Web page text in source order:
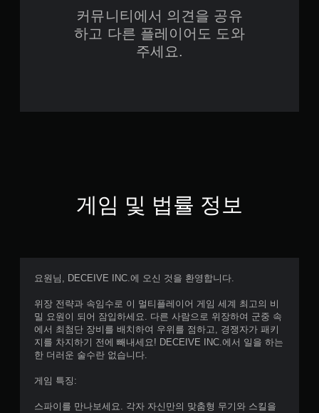
커뮤니티에서 의견을 공유
하고 다른 플레이어도 도와
주세요.
게임 및 법률 정보
요원님, DECEIVE INC.에 오신 것을 환영합니다.
위장 전략과 속임수로 이 멀티플레이어 게임 세계 최고의 비
밀 요원이 되어 잠입하세요. 다른 사람으로 위장하여 군중 속
에서 최첨단 장비를 배치하여 우위를 점하고, 경쟁자가 패키
지를 차지하기 전에 빼내세요! DECEIVE INC.에서 일을 하는
한 더러운 술수란 없습니다.
게임 특징:
스파이를 만나보세요. 각자 자신만의 맞춤형 무기와 스킬을